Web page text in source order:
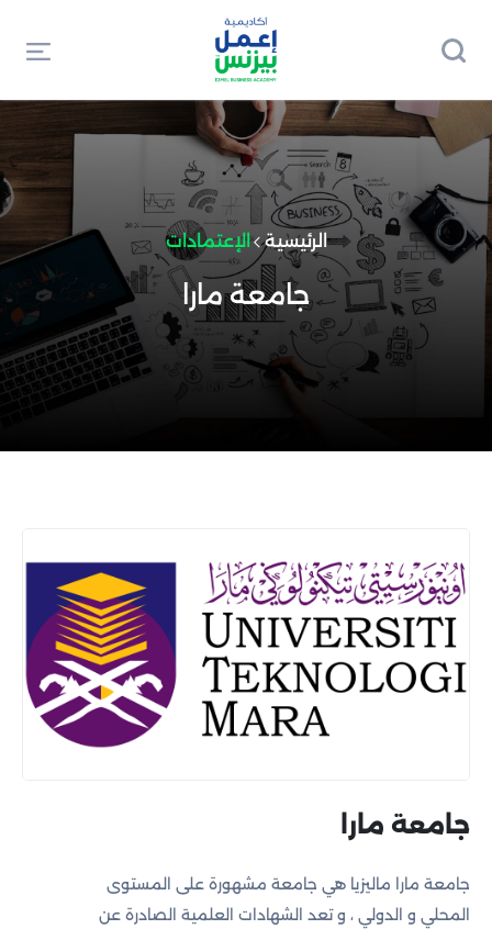
الرئيسية الإعتمادات
جامعة مارا
جامعة مارا
جامعة مارا ماليزيا هي جامعة مشهورة على المستوى
المحلي و الدولي ، و تعد الشهادات العلمية الصادرة عن